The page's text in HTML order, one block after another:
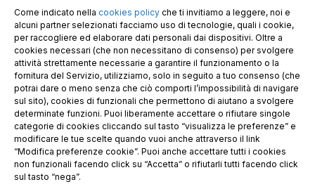
Come indicato nella cookies policy che ti invitiamo a leggere, noi e
alcuni partner selezionati facciamo uso di tecnologie, quali i cookie,
per raccogliere ed elaborare dati personali dai dispositivi. Oltre a
cookies necessari (che non necessitano di consenso) per svolgere
attività strettamente necessarie a garantire il funzionamento o la
fornitura del Servizio, utilizziamo, solo in seguito a tuo consenso (che
potrai dare o meno senza che ciò comporti l’impossibilità di navigare
sul sito), cookies di funzionali che permettono di aiutano a svolgere
determinate funzioni. Puoi liberamente accettare o rifiutare singole
categorie di cookies cliccando sul tasto “visualizza le preferenze” e
modificare le tue scelte quando vuoi anche attraverso il link
“Modifica preferenze cookie”. Puoi anche accettare tutti i cookies
non funzionali facendo click su “Accetta” o rifiutarli tutti facendo click
sul tasto “nega”.
N. REA UD 264834
Capitale sociale € 30.000